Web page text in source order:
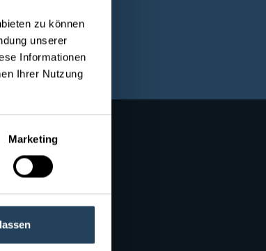
zu können
unserer
Informationen
Ihrer Nutzung
Marketing